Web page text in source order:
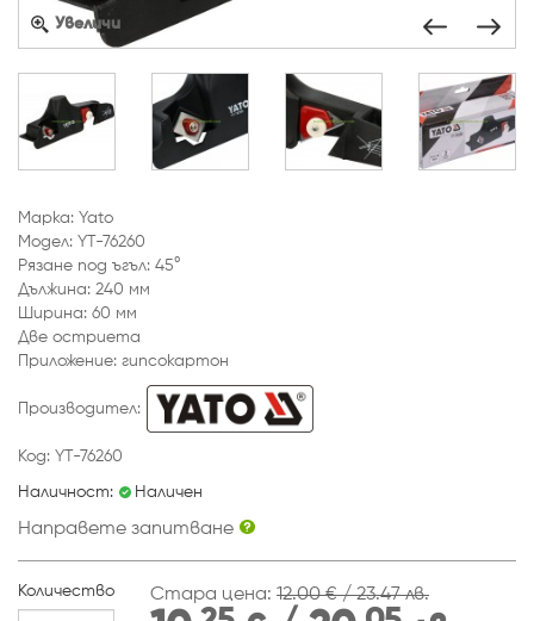
Увеличи
Марка: Yato
Модел: YT-76260
Рязане под ъгъл: 45°
Дължина: 240 мм
Ширина: 60 мм
Две остриета
Приложение: гипсокартон
Производител:
Код: YT-76260
Наличност: Наличен
Направете запитване
Количество Стара цена: 12.00 € / 23.47 лв.